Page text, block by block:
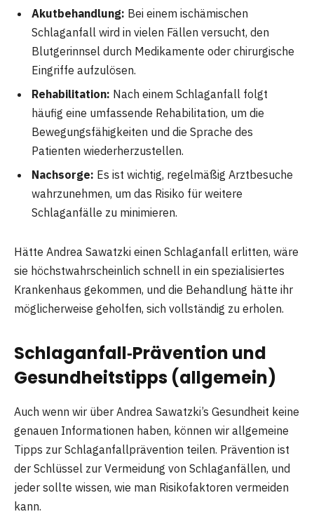
Akutbehandlung: Bei einem ischämischen
Schlaganfall wird in vielen Fällen versucht, den
Blutgerinnsel durch Medikamente oder chirurgische
Eingriffe aufzulösen.
Rehabilitation: Nach einem Schlaganfall folgt
häufig eine umfassende Rehabilitation, um die
Bewegungsfähigkeiten und die Sprache des
Patienten wiederherzustellen.
Nachsorge: Es ist wichtig, regelmäßig Arztbesuche
wahrzunehmen, um das Risiko für weitere
Schlaganfälle zu minimieren.
Hätte Andrea Sawatzki einen Schlaganfall erlitten, wäre
sie höchstwahrscheinlich schnell in ein spezialisiertes
Krankenhaus gekommen, und die Behandlung hätte ihr
möglicherweise geholfen, sich vollständig zu erholen.
Schlaganfall‑Prävention und
Gesundheitstipps (allgemein)
Auch wenn wir über Andrea Sawatzki’s Gesundheit keine
genauen Informationen haben, können wir allgemeine
Tipps zur Schlaganfallprävention teilen. Prävention ist
der Schlüssel zur Vermeidung von Schlaganfällen, und
jeder sollte wissen, wie man Risikofaktoren vermeiden
kann.